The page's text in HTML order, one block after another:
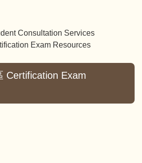
Consultation Services
Exam Resources
Certification Exam